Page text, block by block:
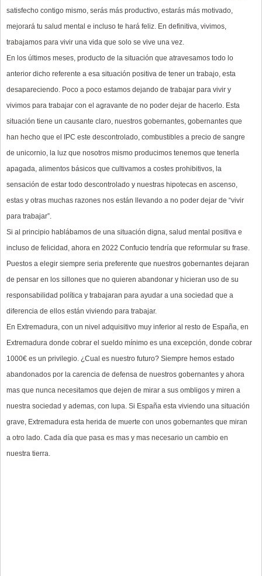
satisfecho contigo mismo, serás más productivo, estarás más motivado,
mejorará tu salud mental e incluso te hará feliz. En definitiva, vivimos,
trabajamos para vivir una vida que solo se vive una vez.
En los ú ltimos meses, producto de la situación que atravesamos todo lo
anterior dicho referente a esa situación positiva de tener un trabajo, esta
desapareciendo. Poco a poco estamos dejando de trabajar para vivir y
vivimos para trabajar con el agravante de no poder dejar de hacerlo. Esta
situación tiene un causante claro, nuestros gobernantes, gobernantes que
han hecho que el IPC este descontrolado, combustibles a precio de sangre
de unicornio, la luz que nosotros mismo producimos tenemos que tenerla
apagada, alimentos básicos que cultivamos a costes prohibitivos, la
sensación de estar todo descontrolado y nuestras hipotecas en ascenso,
estas y otras muchas razones nos están llevando a no poder dejar de “vivir
para trabajar”.
Si al principio habl ábamos de una situación digna, salud mental positiva e
incluso de felicidad, ahora en 2022 Confucio tendría que reformular su frase.
Puestos a elegir siempre seria preferente que nuestros gobernantes dejaran
de pensar en los sillones que no quieren abandonar y hicieran uso de su
responsabilidad pol ítica y trabajaran para ayudar a una sociedad que a
diferencia de ellos están viviendo para trabajar.
En Extremadura, con un nivel adquisitivo muy inferior al resto de España, en
Extremadura donde cobrar el sueldo mínimo es una excepción, donde cobrar
1000€ es un privilegio. ¿Cual es nuestro futuro? Siempre hemos estado
abandonados por la carencia de defensa de nuestros gobernantes y ahora
mas que nunca necesitamos que dejen de mirar a sus ombligos y miren a
nuestra sociedad y ademas, con lupa. Si España esta viviendo una situación
grave, Extremadura esta herida de muerte con unos gobernantes que miran
a otro lado. Cada d ía que pasa es mas y mas necesario un cambio en
nuestra tierra.